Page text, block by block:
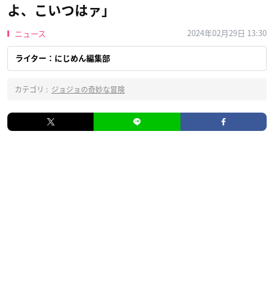
よ、こいつはァ」
ニュース 2024年02月29日 13:30
ライター：にじめん編集部
カテゴリ : ジョジョの奇妙な冒険